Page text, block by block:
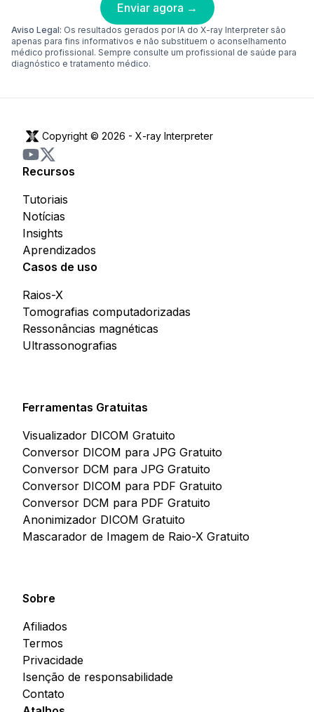
Enviar agora →
Aviso Legal: Os resultados gerados por IA do X-ray Interpreter são
apenas para fins informativos e não substituem o aconselhamento
médico profissional. Sempre consulte um profissional de saúde para
diagnóstico e tratamento médico.
Copyright © 2026 - X-ray Interpreter
Recursos
Insights
Aprendizados
Notícias
Tutoriais
Casos de uso
Tomografias computadorizadas
Ressonâncias magnéticas
Ultrassonografias
Raios-X
Ferramentas Gratuitas
Visualizador DICOM Gratuito
Conversor DICOM para JPG Gratuito
Conversor DCM para JPG Gratuito
Conversor DICOM para PDF Gratuito
Conversor DCM para PDF Gratuito
Anonimizador DICOM Gratuito
Mascarador de Imagem de Raio-X Gratuito
Sobre
Afiliados
Termos
Privacidade
Isenção de responsabilidade
Contato